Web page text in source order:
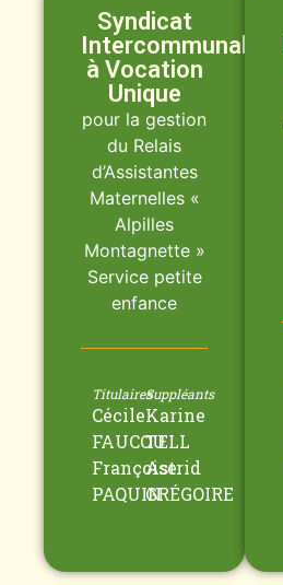
Syndicat
Intercommunal
à Vocation
Unique
pour la gestion
du Relais
d’Assistantes
Maternelles «
Alpilles
Montagnette »
Service petite
enfance
Titulaires
Cécile
FAUCOU
Françoise
PAQUIN
Suppléants
Karine
TELL
Astrid
GRÉGOIRE